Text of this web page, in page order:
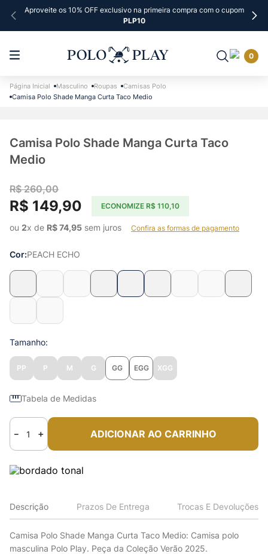
Aproveite os 10% OFF exclusivo na primeira compra com o cupom
PLP10
0
Masculino Roupas
Camisas Polo
Camisa Polo Shade Manga Curta Taco Medio
Camisa Polo Shade Manga Curta Taco
Medio
R$ 260,00
R$ 149,90 ECONOMIZE R$ 110,10
ou 2x de R$74,95 sem juros Confira as formas de pagamento
Tamanho
PP P M G GG EGG XGG
Cor PEACH ECHO
Tabela de Medidas
＋
－ ADICIONAR AO CARRINHO
Descrição Prazos De Entrega Trocas E Devoluções
Camisa Polo Shade Manga Curta Taco Medio: Camisa polo
masculina Polo Play. Peça da Coleção Verão 2025.